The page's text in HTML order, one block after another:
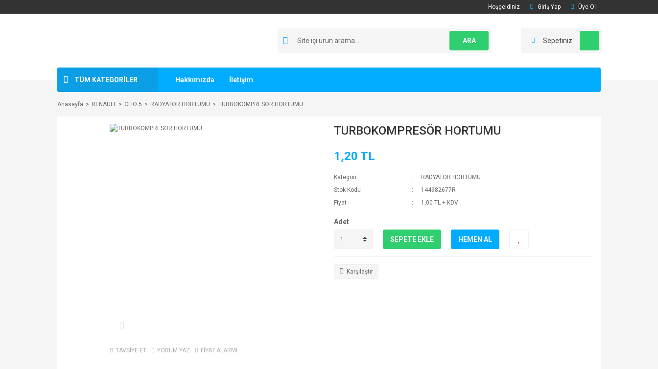
Hoşgeldiniz Giriş Yap Üye Ol
ARA Sepetiniz
TÜM KATEGORİLER Hakkımızda İletişim
Anasayfa RENAULT CLIO 5 RADYATÖR HORTUMU TURBOKOMPRESÖR HORTUMU
TAVSİYE ET YORUM YAZ FİYAT ALARMI
TURBOKOMPRESÖR HORTUMU
1,20 TL
Kategori
RADYATÖR HORTUMU
Stok Kodu
144982677R
Fiyat
1,00 TL + KDV
Adet
SEPETE EKLE HEMEN AL
Karşılaştır